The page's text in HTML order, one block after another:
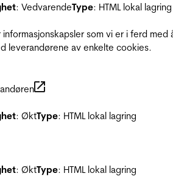
: VedvarendeType: HTML lokal lagring
som vi er i ferd med
leverandørene av enkelte cookies.
: ØktType: HTML lokal lagring
: ØktType: HTML lokal lagring